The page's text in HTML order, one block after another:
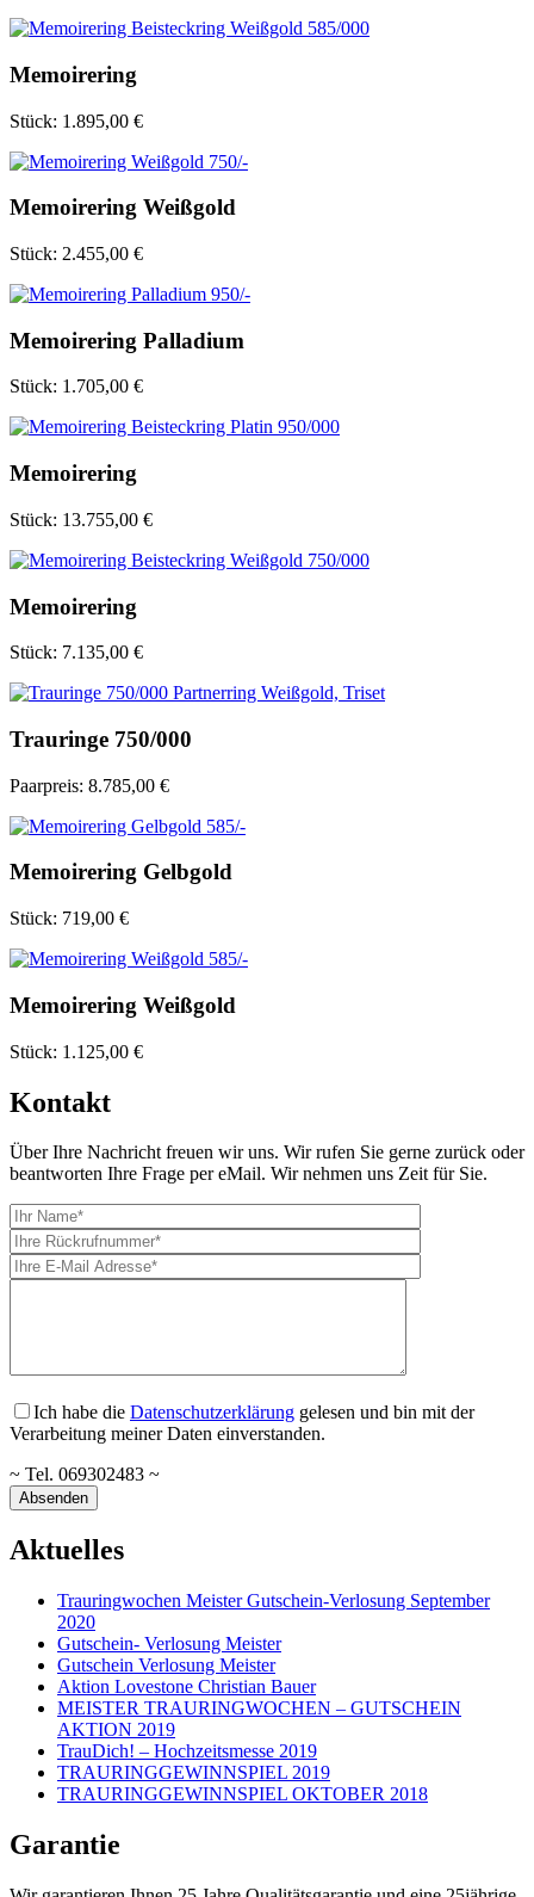
Memoirering
Stück: 1.895,00 €
Memoirering Weißgold
Stück: 2.455,00 €
Memoirering Palladium
Stück: 1.705,00 €
Memoirering
Stück: 13.755,00 €
Memoirering
Stück: 7.135,00 €
Trauringe 750/000
Paarpreis: 8.785,00 €
Memoirering Gelbgold
Stück: 719,00 €
Memoirering Weißgold
Stück: 1.125,00 €
Kontakt
Über Ihre Nachricht freuen wir uns. Wir rufen Sie gerne zurück oder
beantworten Ihre Frage per eMail. Wir nehmen uns Zeit für Sie.
Ich habe die Datenschutzerklärung gelesen und bin mit der
Verarbeitung meiner Daten einverstanden.
~ Tel. 069302483 ~
Aktuelles
Trauringwochen Meister Gutschein-Verlosung September
2020
Gutschein- Verlosung Meister
Gutschein Verlosung Meister
Aktion Lovestone Christian Bauer
MEISTER TRAURINGWOCHEN – GUTSCHEIN
AKTION 2019
TrauDich! – Hochzeitsmesse 2019
TRAURINGGEWINNSPIEL 2019
TRAURINGGEWINNSPIEL OKTOBER 2018
Garantie